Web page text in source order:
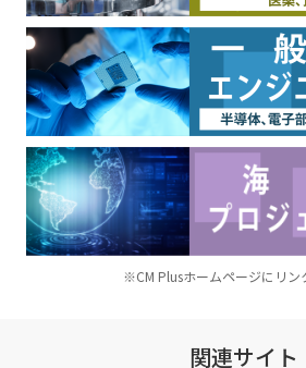
※CM Plusホームページにリン
関連サイト